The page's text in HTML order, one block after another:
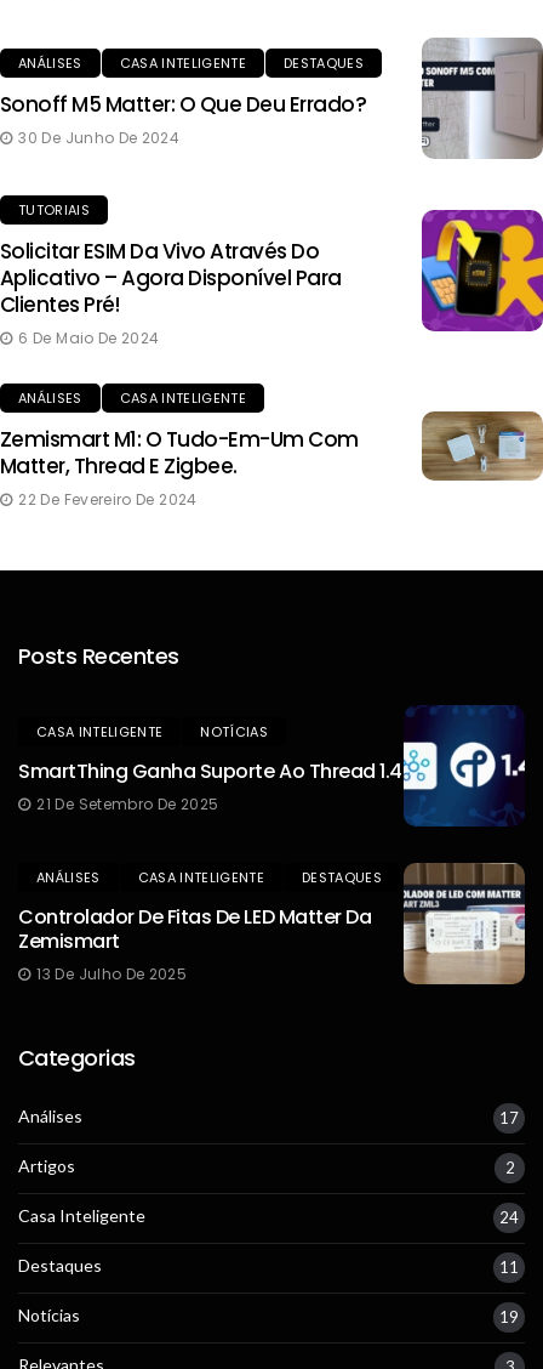
ANÁLISES CASA INTELIGENTE DESTAQUES
Sonoff M5 Matter: O Que Deu Errado?
30 De Junho De 2024
TUTORIAIS
Solicitar ESIM Da Vivo Através Do
Aplicativo – Agora Disponível Para
Clientes Pré!
6 De Maio De 2024
ANÁLISES CASA INTELIGENTE
Zemismart M1: O Tudo-Em-Um Com
Matter, Thread E Zigbee.
22 De Fevereiro De 2024
Posts Recentes
CASA INTELIGENTE NOTÍCIAS
SmartThing Ganha Suporte Ao Thread 1.4
21 De Setembro De 2025
ANÁLISES CASA INTELIGENTE DESTAQUES
Controlador De Fitas De LED Matter Da
Zemismart
13 De Julho De 2025
Categorias
Análises 17
Artigos 2
Casa Inteligente 24
Destaques 11
Notícias 19
Relevantes